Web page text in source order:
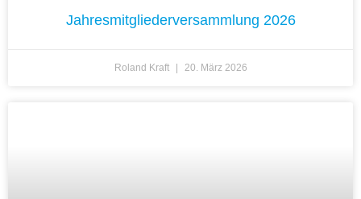
Jahresmitgliederversammlung 2026
Roland Kraft 20. März 2026